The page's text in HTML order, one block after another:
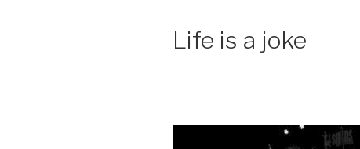
Life is a joke